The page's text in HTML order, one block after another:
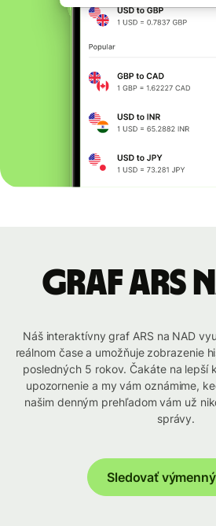
graf ARS
Náš interaktívny graf ARS na NAD
reálnom čase a umožňuje zobrazenie
posledných 5 rokov. Čakáte na lepší
upozornenie a my vám oznámime,
našim denným prehľadom vám už
správy.
Sledovať